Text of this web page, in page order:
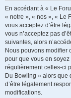
En accédant à « Le
« notre », « nos », « Le
vous acceptez d’être
vous n’acceptez pas
suivantes, alors
Nous pouvons modifier
pour que vous en
régulièrement celles-ci
Du Bowling » alors que
d’être légalement
modifications.